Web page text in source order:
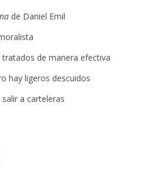
de Daniel Emil
de manera efectiva
hay ligeros descuidos
a carteleras